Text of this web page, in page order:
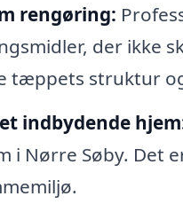
rengøring:
der ikke
tæppets struktur
indbydende
i Nørre Søby. Det